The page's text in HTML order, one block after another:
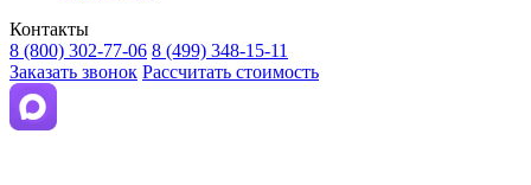
Контакты
8 (800) 302-77-06 8 (499) 348-15-11
Заказать звонок Рассчитать стоимость